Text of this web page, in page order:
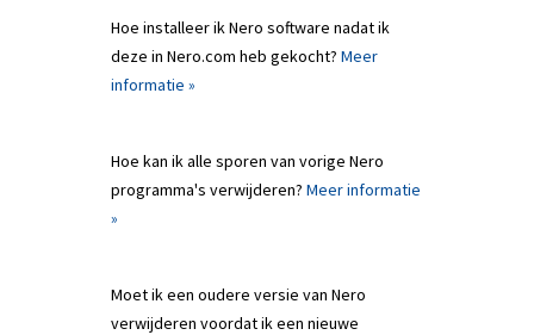
Hoe installeer ik Nero software nadat ik
deze in Nero.com heb gekocht? Meer
informatie »
Hoe kan ik alle sporen van vorige Nero
programma's verwijderen? Meer informatie
»
Moet ik een oudere versie van Nero
verwijderen voordat ik een nieuwe